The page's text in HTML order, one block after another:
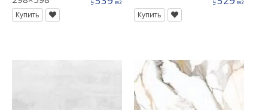
м2
Купить
м2
Купить